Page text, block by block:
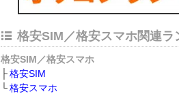
格安SIM／格安スマホ関連ラ
格安SIM／格安スマホ
格安SIM
格安スマホ